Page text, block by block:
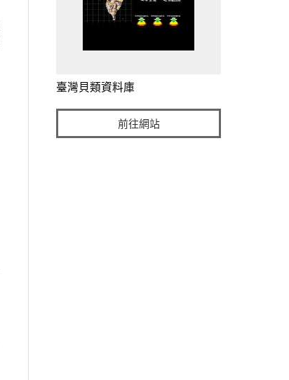
臺灣貝類資料庫
前往網站